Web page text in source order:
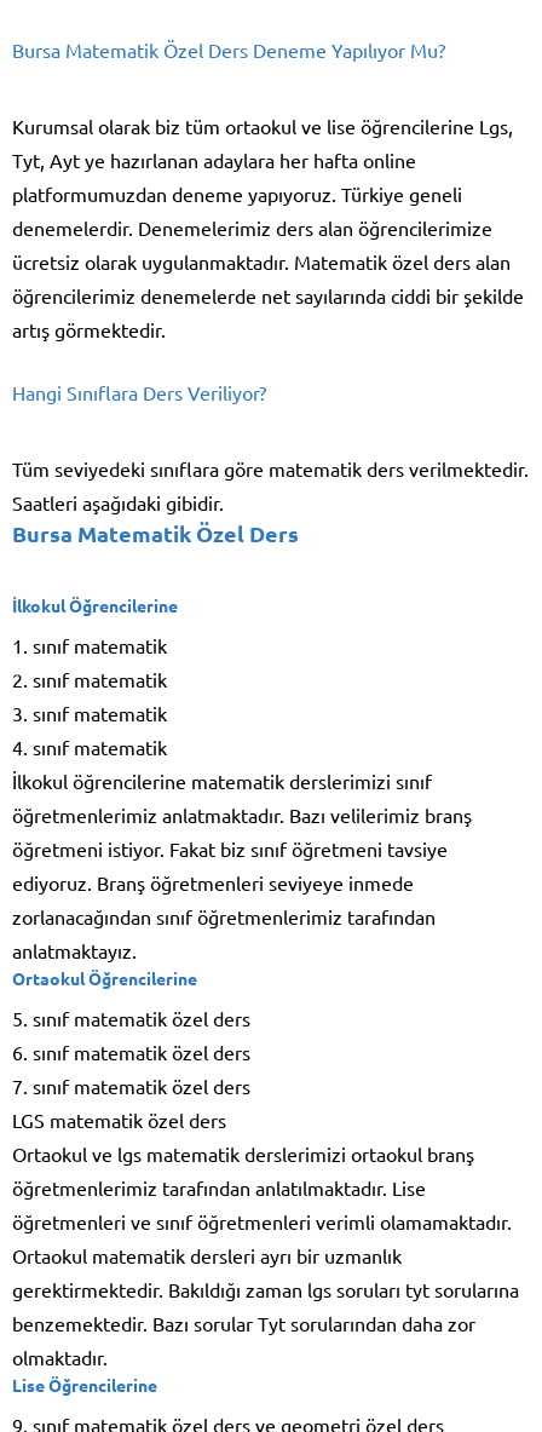
Bursa Matematik Özel Ders Deneme Yapılıyor Mu?
Kurumsal olarak biz tüm ortaokul ve lise öğrencilerine Lgs,
Tyt, Ayt ye hazırlanan adaylara her hafta online
platformumuzdan deneme yapıyoruz. Türkiye geneli
denemelerdir. Denemelerimiz ders alan öğrencilerimize
ücretsiz olarak uygulanmaktadır. Matematik özel ders alan
öğrencilerimiz denemelerde net sayılarında ciddi bir şekilde
artış görmektedir.
Hangi Sınıflara Ders Veriliyor?
Tüm seviyedeki sınıflara göre matematik ders verilmektedir.
Saatleri aşağıdaki gibidir.
Bursa Matematik Özel Ders
İlkokul Öğrencilerine
1. sınıf matematik
2. sınıf matematik
3. sınıf matematik
4. sınıf matematik
İlkokul öğrencilerine matematik derslerimizi sınıf
öğretmenlerimiz anlatmaktadır. Bazı velilerimiz branş
öğretmeni istiyor. Fakat biz sınıf öğretmeni tavsiye
ediyoruz. Branş öğretmenleri seviyeye inmede
zorlanacağından sınıf öğretmenlerimiz tarafından
anlatmaktayız.
Ortaokul Öğrencilerine
5. sınıf matematik özel ders
6. sınıf matematik özel ders
7. sınıf matematik özel ders
LGS matematik özel ders
Ortaokul ve lgs matematik derslerimizi ortaokul branş
öğretmenlerimiz tarafından anlatılmaktadır. Lise
öğretmenleri ve sınıf öğretmenleri verimli olamamaktadır.
Ortaokul matematik dersleri ayrı bir uzmanlık
gerektirmektedir. Bakıldığı zaman lgs soruları tyt sorularına
benzemektedir. Bazı sorular Tyt sorularından daha zor
olmaktadır.
Lise Öğrencilerine
9. sınıf matematik özel ders ve geometri özel ders